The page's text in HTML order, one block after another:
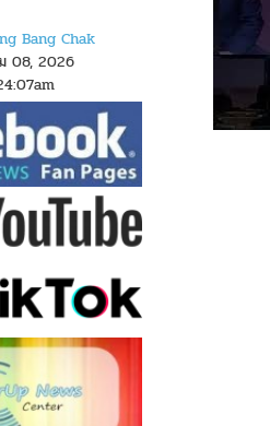
Bang Chak
08, 2026
4:08am